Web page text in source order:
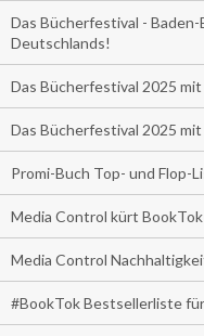
Das Bücherfestival -
Deutschlands!
Das Bücherfestival 2025
Das Bücherfestival 2025
Promi-Buch Top- und Flop-
Media Control kürt
Media Control
#BookTok Bestsellerliste